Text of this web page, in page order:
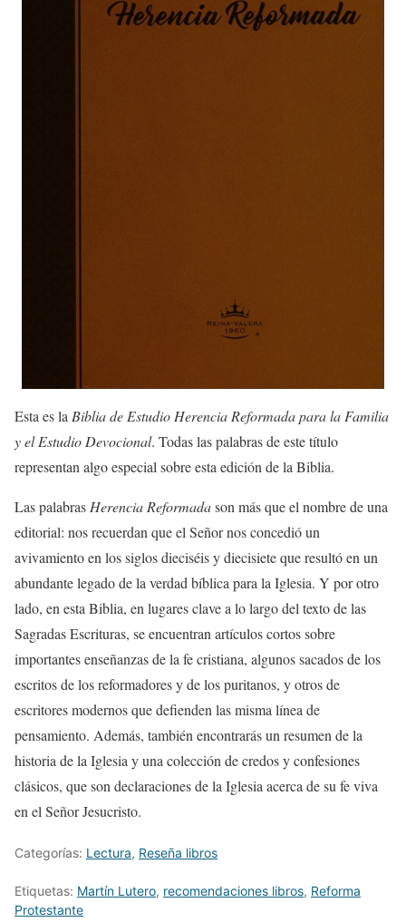
Esta es la Biblia de Estudio Herencia Reformada para la Familia
y el Estudio Devocional. Todas las palabras de este título
representan algo especial sobre esta edición de la Biblia.
Las palabras Herencia Reformadason más que el nombre de una
editorial: nos recuerdan que el Señor nos concedió un
avivamiento en los siglos dieciséis y diecisiete que resultó en un
abundante legado de la verdad bíblica para la Iglesia. Y por otro
lado, en esta Biblia, en lugares clave a lo largo del texto de las
Sagradas Escrituras, se encuentran artículos cortos sobre
importantes enseñanzas de la fe cristiana, algunos sacados de los
escritos de los reformadores y de los puritanos, y otros de
escritores modernos que defienden las misma línea de
pensamiento. Además, también encontrarás un resumen de la
historia de la Iglesia y una colección de credos y confesiones
clásicos, que son declaraciones de la Iglesia acerca de su fe viva
en el Señor Jesucristo.
Categorías: Lectura, Reseña libros
Etiquetas: Martín Lutero, recomendaciones libros, Reforma
Protestante